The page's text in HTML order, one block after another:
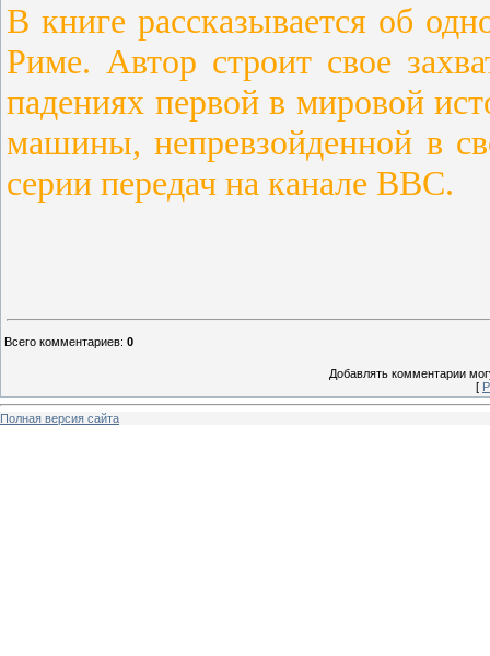
В книге рассказывается об
Риме. Автор строит свое
падениях первой в мировой
машины, непревзойденной в
серии передач на канале BBC.
Всего комментариев: 0
Добавлять комментарии
[
Полная версия сайта